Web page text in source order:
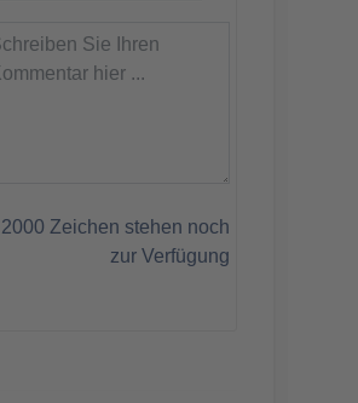
2000 Zeichen stehen noch
zur Verfügung